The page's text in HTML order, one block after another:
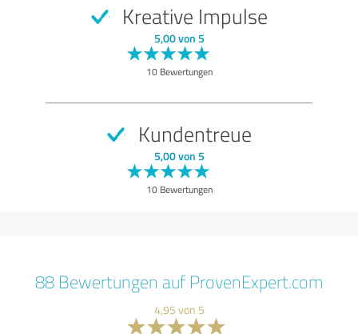
Kreative Impulse
5,00 von 5
10 Bewertungen
Kundentreue
5,00 von 5
10 Bewertungen
88 Bewertungen auf ProvenExpert.com
4,95 von 5